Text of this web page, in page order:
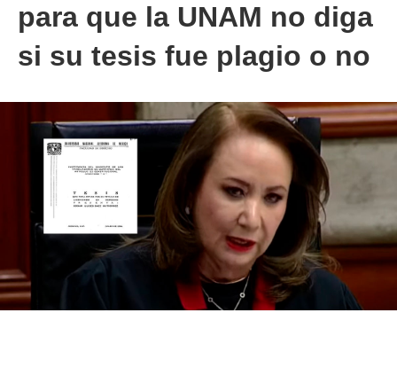
para que la UNAM no diga
si su tesis fue plagio o no